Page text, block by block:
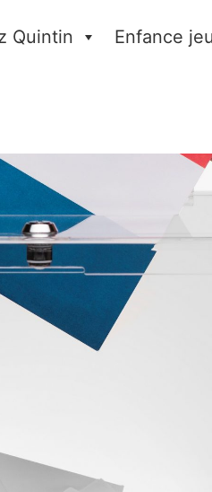
Quintin Enfance